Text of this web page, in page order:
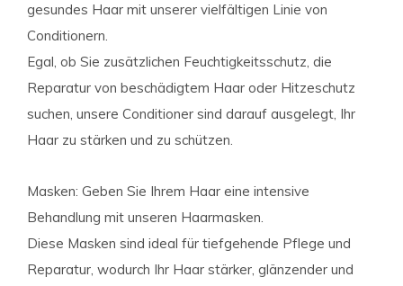
gesundes Haar mit unserer vielfältigen Linie von
Conditionern.
Egal, ob Sie zusätzlichen Feuchtigkeitsschutz, die
Reparatur von beschädigtem Haar oder Hitzeschutz
suchen, unsere Conditioner sind darauf ausgelegt, Ihr
Haar zu stärken und zu schützen.
Masken: Geben Sie Ihrem Haar eine intensive
Behandlung mit unseren Haarmasken.
Diese Masken sind ideal für tiefgehende Pflege und
Reparatur, wodurch Ihr Haar stärker, glänzender und